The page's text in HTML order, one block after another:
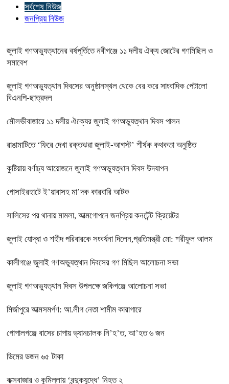
সর্বশেষ নিউজ
জনপ্রিয় নিউজ
জুলাই গণঅভ্যুত্থানের বর্ষপূর্তিতে নবীগঞ্জে ১১ দলীয় ঐক্য জোটের গণমিছিল ও
সমাবেশ
জুলাই গণঅভ্যুত্থান দিবসের অনুষ্ঠানস্থল থেকে বের করে সাংবাদিক পেটালো
বিএনপি-ছাত্রদল
মৌলভীবাজারে ১১ দলীয় ঐক্যের জুলাই গণঅভ্যুত্থান দিবস পালন
রাঙামাটিতে ‘ফিরে দেখা রক্তঝরা জুলাই-আগস্ট’ শীর্ষক কথকতা অনুষ্ঠিত
কুষ্টিয়ায় বর্ণাঢ্য আয়োজনে জুলাই গণঅভ্যুত্থান দিবস উদযাপন
গোসাইরহাটে ই’য়াবাসহ মা’দক কারবারি আটক
সালিসের পর থানায় মামলা, আত্মগোপনে জনপ্রিয় কনটেন্ট ক্রিয়েটর
জুলাই যোদ্ধা ও শহীদ পরিবারকে সংবর্ধনা দিলেন,প্রতিমন্ত্রী মো: শরীফুল আলম
কালীগঞ্জে জুলাই গণঅভ্যুত্থান দিবসের গণ মিছিল আলোচনা সভা
জুলাই গণঅভ্যুত্থান দিবস উপলক্ষে জকিগঞ্জে আলোচনা সভা
মির্জাপুরে আত্মসমর্পণ: আ.লীগ নেতা শামীম কারাগারে
গোপালগঞ্জে বাসের চাপায় ভ্যানচালক নি’হ’ত, আ’হত ৬ জন
ডিমের ডজন ৬৫ টাকা
কক্সবাজার ও কুমিল্লায় ‘বন্দুকযুদ্ধে’ নিহত ২